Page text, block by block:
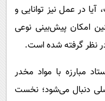
در عمل نیز توانایی و
امکان پیش‌بینی نوعی
نظر گرفته شده است.
مبارزه با مواد مخدر
دنبال می‌شود؛ نخست